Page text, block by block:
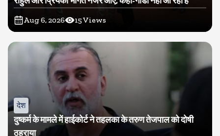
Aug 6, 2026 15Views
देश
दुष्कर्म के मामले में हाईकोर्ट ने तहलका के तरुण तेजपाल को दोषी
ठहराया